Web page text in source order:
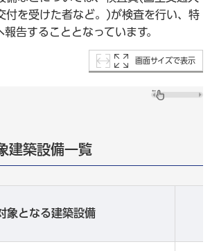
付を受けた者など。)が検査を行い、特
告することとなっています。
画面サイズで表示
建築設備一覧
象となる建築設備